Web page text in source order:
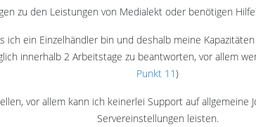
zu den Leistungen von Medialekt oder benötigen
ich ein Einzelhändler bin und deshalb meine
innerhalb 2 Arbeitstage zu beantworten, vor allem
Punkt 11)
vor allem kann ich keinerlei Support auf
Servereinstellungen leisten.